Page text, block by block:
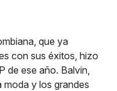
que ya
con sus éxitos, hizo
de ese año. Balvin,
y los grandes